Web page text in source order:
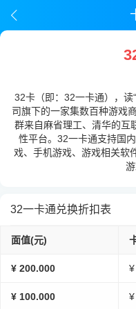
32卡（即：32一卡通），读
司旗下的一家集数百种游戏
群来自麻省理工、清华的互
性平台。32一卡通支持国
戏、手机游戏、游戏相关软
32一卡通兑换折扣表
面值(元)
¥ 200.000
¥ 100.000